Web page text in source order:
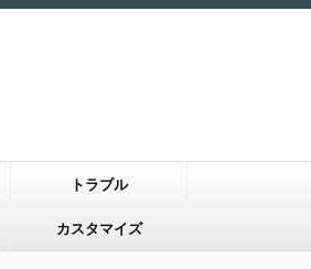
トラブル
カスタマイズ